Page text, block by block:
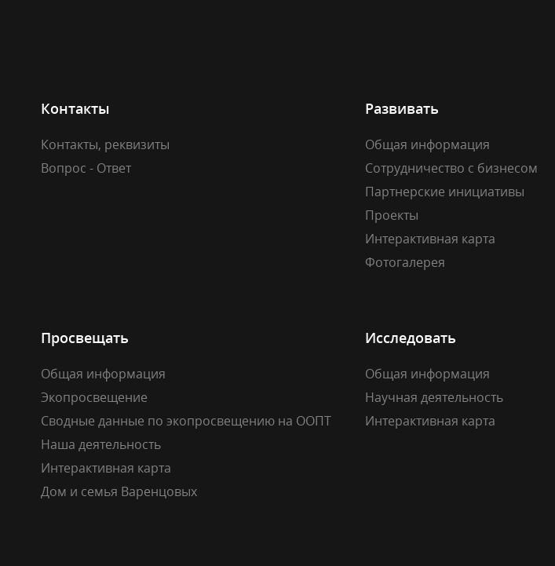
Контакты
Контакты, реквизиты
Вопрос - Ответ
Развивать
Общая информация
Сотрудничество с бизнесом
Партнерские инициативы
Проекты
Интерактивная карта
Фотогалерея
Просвещать
Общая информация
Экопросвещение
Сводные данные по экопросвещению на ООПТ
Наша деятельность
Интерактивная карта
Дом и семья Варенцовых
Исследовать
Общая информация
Научная деятельность
Интерактивная карта